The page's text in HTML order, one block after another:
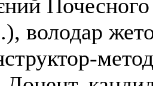
володар